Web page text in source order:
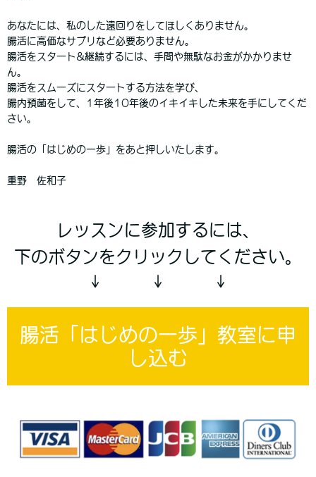
あなたには、私のした遠回りをしてほしくありません。
腸活に高価なサプリなど必要ありません。
腸活をスタート&継続するには、手間や無駄なお金がかかりませ
ん。
腸活をスムーズにスタートする方法を学び、
腸内預菌をして、1年後10年後のイキイキした未来を手にしてくだ
さい。
腸活の「はじめの一歩」をあと押しいたします。
重野 佐和子
レッスンに参加するには、
下のボタンをクリックしてください。
↓ ↓ ↓
腸活「はじめの一歩」教室に申
し込む